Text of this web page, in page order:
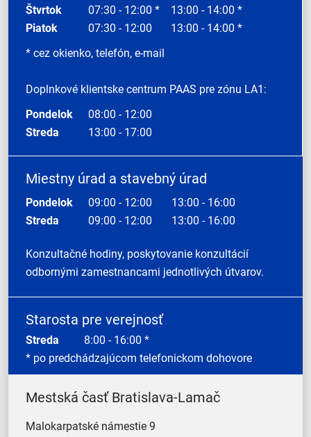
Štvrtok
07:30 - 12:00 *
13:00 - 14:00 *
Piatok
07:30 - 12:00
13:00 - 14:00 *
* cez okienko, telefón, e-mail
Doplnkové klientske centrum PAAS pre zónu LA1:
Pondelok
08:00 - 12:00
Streda
13:00 - 17:00
Miestny úrad a stavebný úrad
Pondelok 09:00 - 12:00
13:00 - 16:00
Streda
09:00 - 12:00 13:00 - 16:00
Konzultačné hodiny, poskytovanie konzultácií
odbornými zamestnancami jednotlivých útvarov.
Starosta pre verejnosť
Streda 8:00 - 16:00 *
* po predchádzajúcom telefonickom dohovore
Mestská časť Bratislava-Lamač
Malokarpatské námestie 9